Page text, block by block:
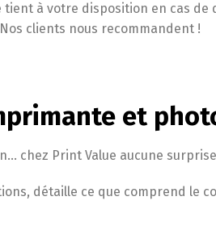
à votre disposition en cas
clients nous recommandent !
et
chez Print Value aucune
détaille ce que comprend le